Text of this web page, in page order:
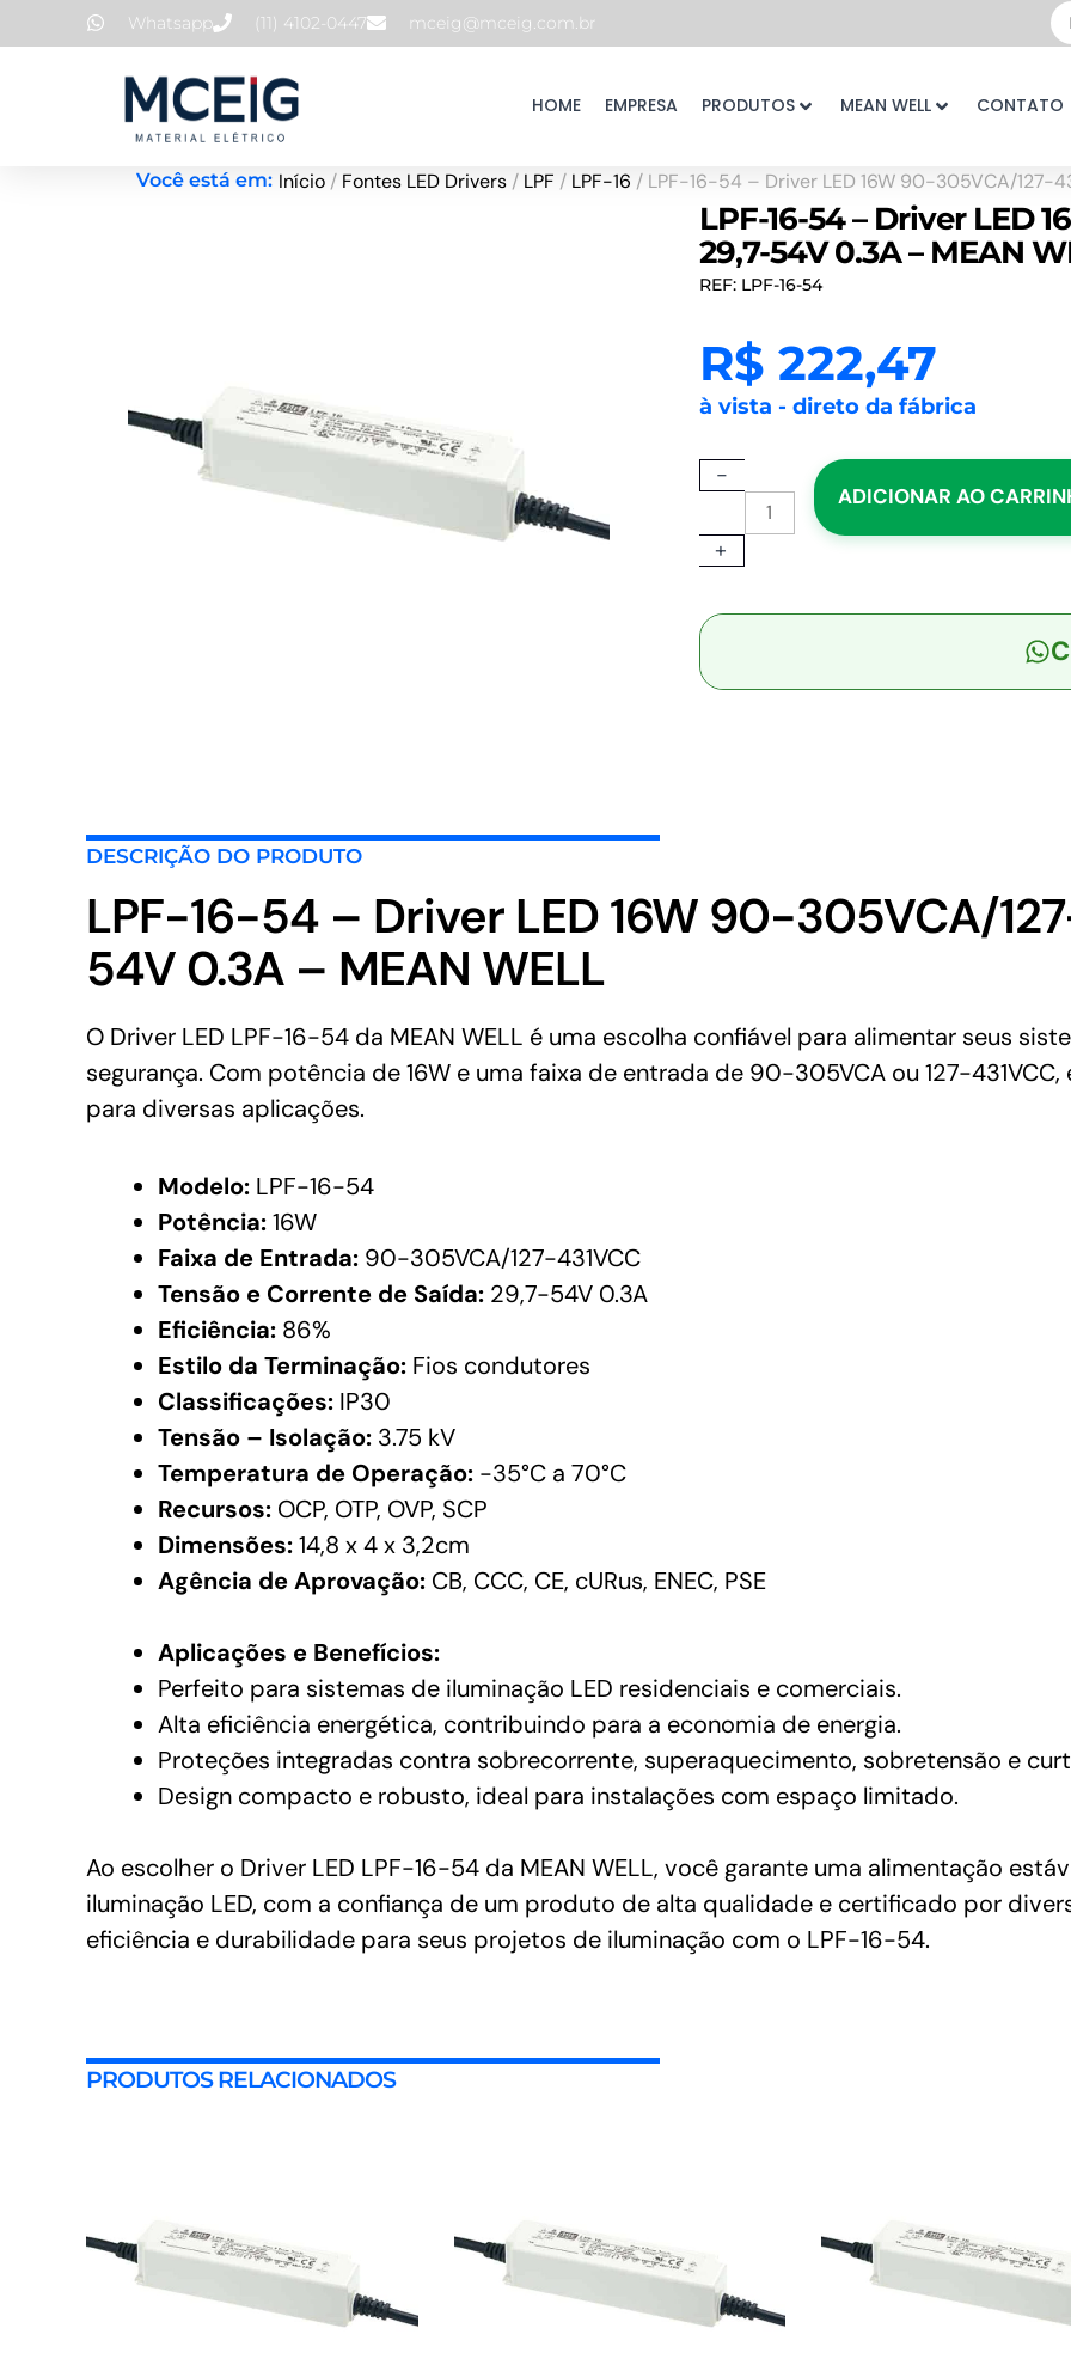
para
Whatsapp (11) 4102-0447 mceig@mceig.com.br
...
HOME EMPRESA PRODUTOS MEAN WELL CONTATO
Você está em: Início / Fontes LED Drivers / LPF / LPF-16 / LPF-16-54 – Driver LED 16W 90-305VCA/127-
LPF-16-54 – Driver LED
29,7-54V 0.3A – MEAN
REF: LPF-16-54
R$ 222,47
à vista - direto da fábrica
-
LPF-
54
-
LED
90-
MEAN
+
ADICIONAR AO
DESCRIÇÃO DO PRODUTO
LPF-16-54 – Driver LED 16W 90-305VCA/
54V 0.3A – MEAN WELL
O Driver LED LPF-16-54 da MEAN WELL é uma escolha confiável para alimentar seus
segurança. Com potência de 16W e uma faixa de entrada de 90-305VCA ou 127-
para diversas aplicações.
Modelo: LPF-16-54
Potência:16W
Faixa de Entrada: 90-305VCA/127-431VCC
Tensão e Corrente de Saída: 29,7-54V 0.3A
Eficiência: 86%
Estilo da Terminação: Fios condutores
Classificações: IP30
Tensão – Isolação: 3.75 kV
Temperatura de Operação: -35°C a 70°C
Recursos: OCP, OTP, OVP, SCP
Dimensões:14,8 x 4 x 3,2cm
Agência de Aprovação: CB, CCC, CE, cURus, ENEC, PSE
Aplicações e Benefícios:
Perfeito para sistemas de iluminação LED residenciais e comerciais.
Alta eficiência energética, contribuindo para a economia de energia.
Proteções integradas contra sobrecorrente, superaquecimento, sobretensão e
Design compacto e robusto, ideal para instalações com espaço limitado.
Ao escolher o Driver LED LPF-16-54 da MEAN WELL, você garante uma alimentação
iluminação LED, com a confiança de um produto de alta qualidade e certificado por
eficiência e durabilidade para seus projetos de iluminação com o LPF-16-54.
PRODUTOS RELACIONADOS